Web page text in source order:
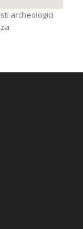
archeologici